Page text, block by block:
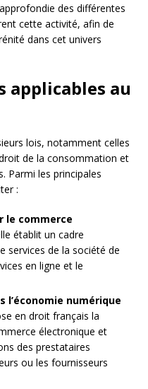
des différentes
cette activité, afin de
dans cet univers
applicables au
lois, notamment celles
de la consommation et
Parmi les principales
:
le commerce
établit un cadre
services de la société de
en ligne et le
l’économie numérique
en droit français la
électronique et
des prestataires
ou les fournisseurs